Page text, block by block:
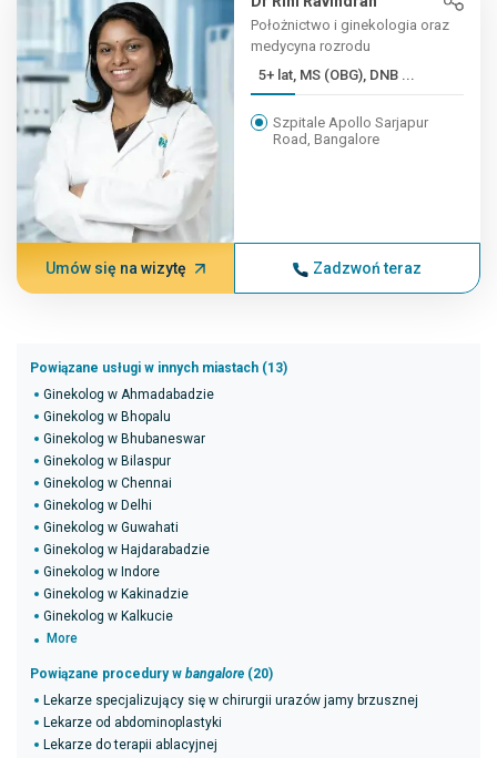
Położnictwo i ginekologia oraz
medycyna rozrodu
5+ lat, MS (OBG), DNB ...
Szpitale Apollo Sarjapur
Road, Bangalore
Umów się na wizytę Zadzwoń teraz
Powiązane usługi w innych miastach (13)
Ginekolog w Ahmadabadzie
Ginekolog w Bhopalu
Ginekolog w Bhubaneswar
Ginekolog w Bilaspur
Ginekolog w Chennai
Ginekolog w Delhi
Ginekolog w Guwahati
Ginekolog w Hajdarabadzie
Ginekolog w Indore
Ginekolog w Kakinadzie
Ginekolog w Kalkucie
More
Powiązane procedury w bangalore (20)
Lekarze specjalizujący się w chirurgii urazów jamy brzusznej
Lekarze od abdominoplastyki
Lekarze do terapii ablacyjnej